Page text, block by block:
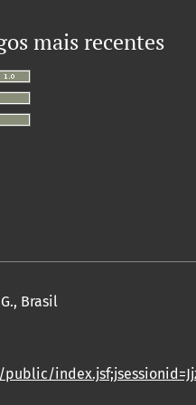
mais recentes
Brasil